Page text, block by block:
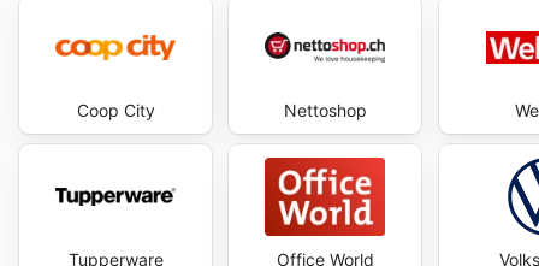
Coop City
Tupperware
Nettoshop
Office World